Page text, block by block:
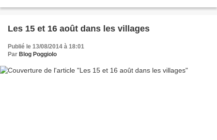
Les 15 et 16 août dans les villages
Publié le 13/08/2014 à 18:01
Par Blog Poggiolo